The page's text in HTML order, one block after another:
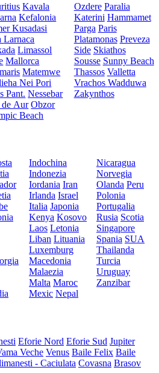
Kavala
Kefalonia
Kusadasi
Larnaca
Limassol
Mallorca
Matemwe
Nei Pori
Pant. Nessebar
de Aur Obzor
Beach
Ozdere Paralia
Katerini Hammamet
Parga Paris
Platamonas Preveza
Side Skiathos
Sousse Sunny Beach
Thassos Valletta
Vrachos Wadduwa
Zakynthos
Indochina
Indonezia
Iordania Iran
Irlanda Israel
Italia Japonia
Kenya Kosovo
Laos Letonia
Liban Lituania
Luxemburg
Macedonia
Malaezia
Malta Maroc
Mexic Nepal
Nicaragua
Norvegia
Olanda Peru
Polonia
Portugalia
Rusia Scotia
Singapore
Spania SUA
Thailanda
Turcia
Uruguay
Zanzibar
Eforie Nord Eforie Sud Jupiter
Veche Venus Baile Felix Baile
- Caciulata Covasna Brasov